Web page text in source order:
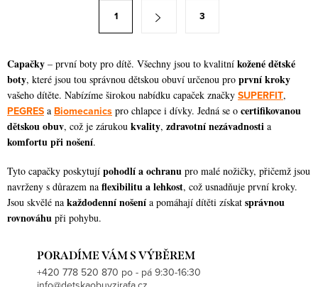
c
í
p
r
v
y
v
ý
p
á
n
k
o
v
n
í
1 3
Capačky – první boty pro dítě. Všechny jsou to kvalitní kožené dětské
boty, které jsou tou správnou dětskou obuví určenou pro první kroky
vašeho dítěte. Nabízíme širokou nabídku capaček značky SUPERFIT,
PEGRES a Biomecanics pro chlapce i dívky. Jedná se o certifikovanou
dětskou obuv, což je zárukou kvality, zdravotní nezávadnosti a
komfortu při nošení.
Tyto capačky poskytují pohodlí a ochranu pro malé nožičky, přičemž jsou
navrženy s důrazem na flexibilitu a lehkost, což usnadňuje první kroky.
Jsou skvělé na každodenní nošení a pomáhají dítěti získat správnou
rovnováhu při pohybu.
PORADÍME VÁM S VÝBĚREM
+420 778 520 870 po - pá 9:30-16:30